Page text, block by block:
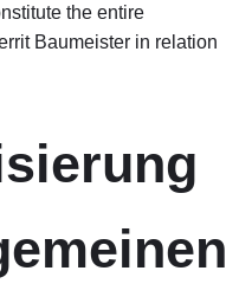
the entire
Baumeister in relation